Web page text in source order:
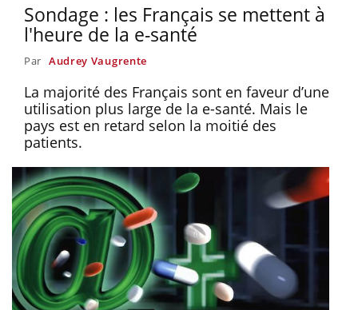
Sondage : les Français se mettent à
l'heure de la e-santé
Par Audrey Vaugrente
La majorité des Français sont en faveur d’une
utilisation plus large de la e-santé. Mais le
pays est en retard selon la moitié des
patients.